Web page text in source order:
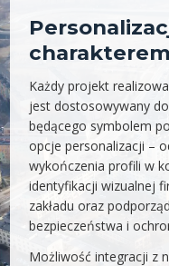
Każdy projekt
jest dostosowywany
będącego symbolem
opcje personalizacji –
wykończenia profili w
identyfikacji wizualnej
zakładu oraz
bezpieczeństwa i
Możliwość integracji z